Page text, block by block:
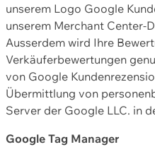
unserem Logo Google
unserem Merchant Center-
Ausserdem wird Ihre
Verkäuferbewertungen
von Google
Übermittlung von
Server der Google LLC. in
Google Tag Manager